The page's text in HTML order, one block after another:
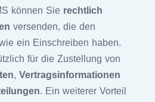
können Sie rechtlich
versenden, die den
ein Einschreiben haben.
für die Zustellung von
, Vertragsinformationen
. Ein weiterer Vorteil